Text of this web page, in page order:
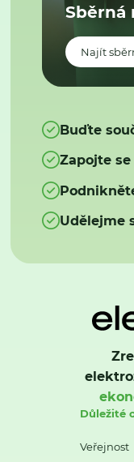
Sběrná
Najít
Buďte
Zapojte se
Udělejme
Důležité
Veřejnost